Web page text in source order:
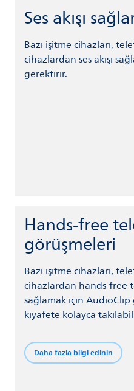
Ses akışı
Bazı işitme cihazları,
cihazlardan ses akışı
gerektirir.
Hands-free
görüşmeleri
Bazı işitme cihazları,
cihazlardan hands-free
sağlamak için
kıyafete kolayca
Daha fazla bilgi edinin